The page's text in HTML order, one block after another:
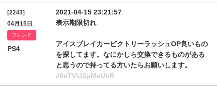
[2243]
04月15日
フレンド
PS4
2021-04-15 23:21:57
表示期限切れ
アイスブレイカービクトリーラッシュOP良いもの
を探してます。なにかしら交換できるものがある
と思うので持ってる方いたらお願いします。
#0eTVld2pMeUhR